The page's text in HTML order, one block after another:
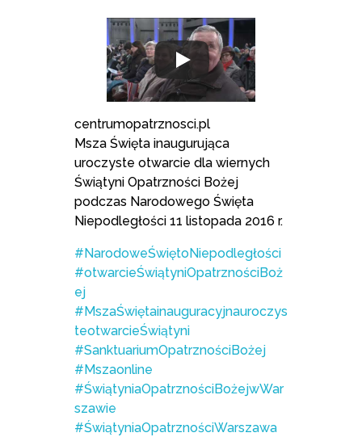
centrumopatrznosci.pl
Msza Święta inaugurująca
uroczyste otwarcie dla wiernych
Świątyni Opatrzności Bożej
podczas Narodowego Święta
Niepodległości 11 listopada 2016 r.
#NarodoweŚwiętoNiepodległości
#otwarcieŚwiątyniOpatrznościBoż
ej
#MszaŚwiętainauguracyjnauroczys
teotwarcieŚwiątyni
#SanktuariumOpatrznościBożej
#Mszaonline
#ŚwiątyniaOpatrznościBożejwWar
szawie
#ŚwiątyniaOpatrznościWarszawa